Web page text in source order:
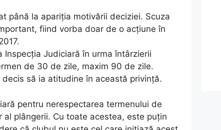
până la apariția motivării deciziei. Scuza
fiind vorba doar de o acțiune în
Inspecția Judiciară în urma întârzierii
de 30 de zile, maxim 90 de zile.
să ia atitudine în această privință.
pentru nerespectarea termenului de
plângerii. Cu toate acestea, este puțin